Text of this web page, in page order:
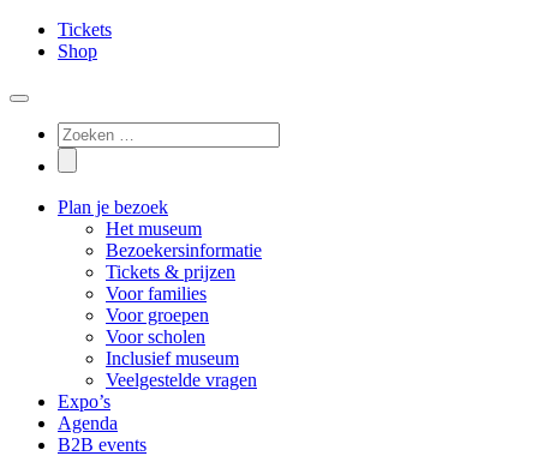
Tickets
Shop
Plan je bezoek
Het museum
Bezoekersinformatie
Tickets & prijzen
Voor families
Voor groepen
Voor scholen
Inclusief museum
Veelgestelde vragen
Expo’s
Agenda
B2B events